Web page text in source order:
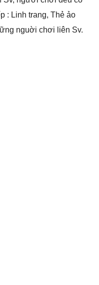
: Linh trang, Thẻ ảo
nguời chơi liên Sv.